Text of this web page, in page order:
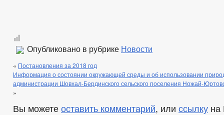
Опубликовано в рубрике Новости
« Постановления за 2018 год
Информация о состоянии окружающей среды и об использовании
администрации Шовхал-Бердинского сельского поселения Ножай-
»
Вы можете оставить комментарий, или ссылку на